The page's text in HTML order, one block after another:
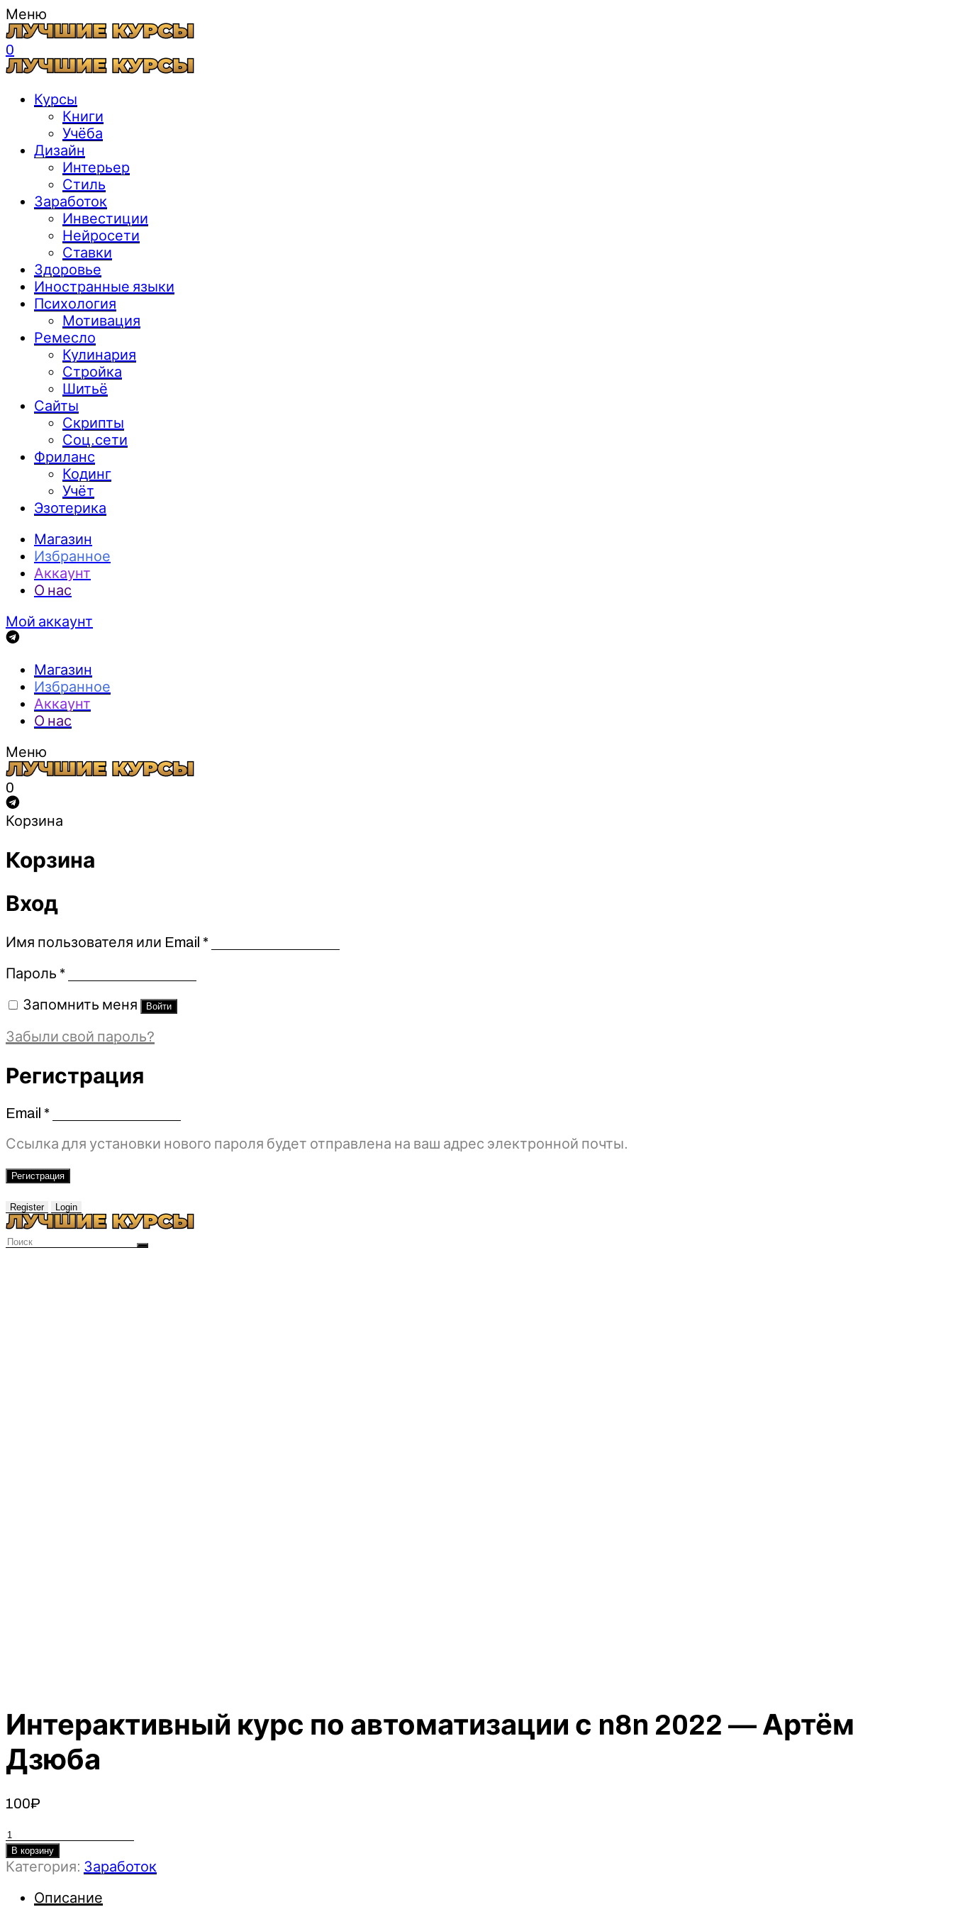
Меню
0
Курсы
Книги
Учёба
Дизайн
Интерьер
Стиль
Заработок
Инвестиции
Нейросети
Ставки
Здоровье
Иностранные языки
Психология
Мотивация
Ремесло
Кулинария
Стройка
Шитьё
Сайты
Скрипты
Соц.сети
Фриланс
Кодинг
Учёт
Эзотерика
Магазин
Избранное
Аккаунт
О нас
Мой аккаунт
Магазин
Избранное
Аккаунт
О нас
Меню
0
Корзина
Корзина
Вход
Имя пользователя или Email *Обязательно
Пароль *Обязательно
Запомнить меня Войти
Забыли свой пароль?
Регистрация
Email *Обязательно
Ссылка для установки нового пароля будет отправлена ​​на ваш адрес электронной почты.
Регистрация
Register Login
Интерактивный курс по автоматизации с n8n 2022 — Артём
Дзюба
100₽
Количество
товара
Интерактивный
по
В корзину
Категория: Заработок
Описание